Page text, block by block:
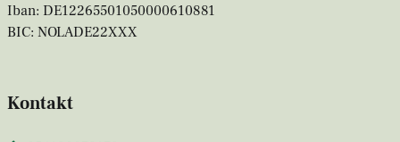
Iban: DE12265501050000610881
BIC: NOLADE22XXX
Kontakt